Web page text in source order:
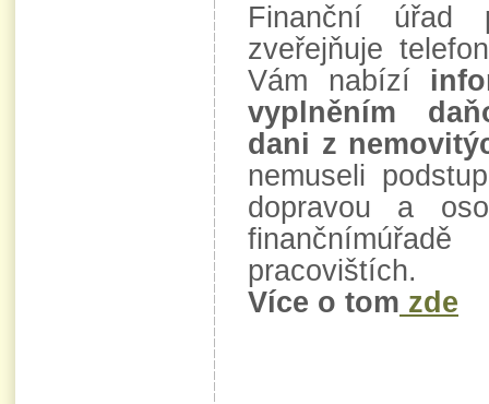
Finanční úřad
zveřejňuje
Vám nabízí
vyplněním
dani z
nemuseli
dopravou a
pracovištích.
Více o tom zde